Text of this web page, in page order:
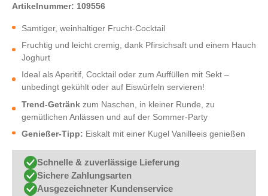
Artikelnummer: 109556
Samtiger, weinhaltiger Frucht-Cocktail
Fruchtig und leicht cremig, dank Pfirsichsaft und einem Hauch
Joghurt
Ideal als Aperitif, Cocktail oder zum Auffüllen mit Sekt –
unbedingt gekühlt oder auf Eiswürfeln servieren!
Trend-Getränk zum Naschen, in kleiner Runde, zu
gemütlichen Anlässen und auf der Sommer-Party
Genießer-Tipp: Eiskalt mit einer Kugel Vanilleeis genießen
Schnelle & zuverlässige Lieferung
Sichere Zahlungsarten
Ausgezeichneter Kundenservice